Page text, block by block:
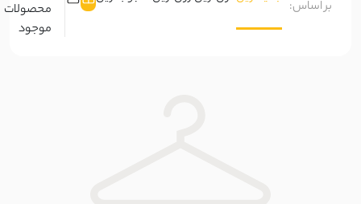
کراش
بالون
بر اساس:
محصولات
موجود